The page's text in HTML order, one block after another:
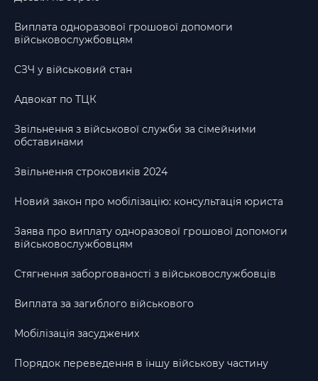
Виплата одноразової грошової допомоги
військовослужбовцям
СЗЧ у військовий стан
Адвокат по ТЦК
Звільнення з військової служби за сімейними
обставинами
Звільнення строковиків 2024
Новий закон про мобілізацію: консультація юриста
Заява про виплату одноразової грошової допомоги
військовослужбовцям
Стягнення заборгованості з військовослужбовців
Виплата за загиблого військового
Мобілізація засуджених
Порядок переведення в іншу військову частину